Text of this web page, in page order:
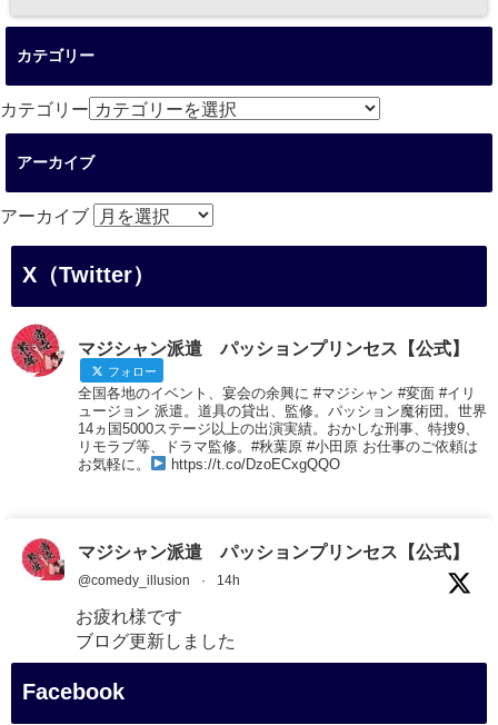
カテゴリー
カテゴリー
アーカイブ
アーカイブ
X（Twitter）
マジシャン派遣 パッションプリンセス【公式】
フォロー
全国各地のイベント、宴会の余興に #マジシャン #変面 #イリ
ュージョン 派遣。道具の貸出、監修。パッション魔術団。世界
14ヵ国5000ステージ以上の出演実績。おかしな刑事、特捜9、
リモラブ等、ドラマ監修。#秋葉原 #小田原 お仕事のご依頼は
お気軽に。
https://t.co/DzoECxgQQO
マジシャン派遣 パッションプリンセス【公式】
@comedy_illusion · 14h
お疲れ様です
ブログ更新しました
「マジシャン和歌山旅 白浜町・白良湯」
Facebook